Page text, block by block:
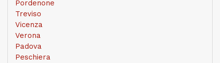
Pordenone
Treviso
Vicenza
Verona
Padova
Peschiera